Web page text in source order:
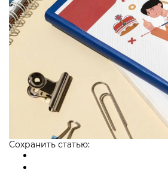
Сохранить статью: